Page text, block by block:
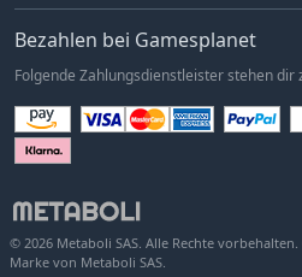
Bezahlen bei Gamesplanet
Folgende Zahlungsdienstleister stehen dir
© 2026 Metaboli SAS. Alle Rechte
Marke von Metaboli SAS.